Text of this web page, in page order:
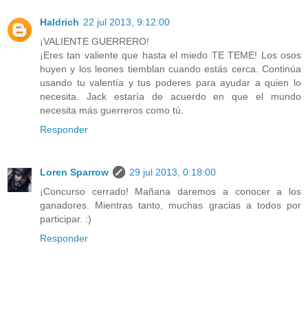
Haldrich 22 jul 2013, 9:12:00
¡VALIENTE GUERRERO!
¡Eres tan valiente que hasta el miedo TE TEME! Los osos
huyen y los leones tiemblan cuando estás cerca. Continúa
usando tu valentía y tus poderes para ayudar a quien lo
necesita. Jack estaría de acuerdo en que el mundo
necesita más guerreros como tú.
Responder
Loren Sparrow
29 jul 2013, 0:18:00
¡Concurso cerrado! Mañana daremos a conocer a los
ganadores. Mientras tanto, muchas gracias a todos por
participar. :)
Responder